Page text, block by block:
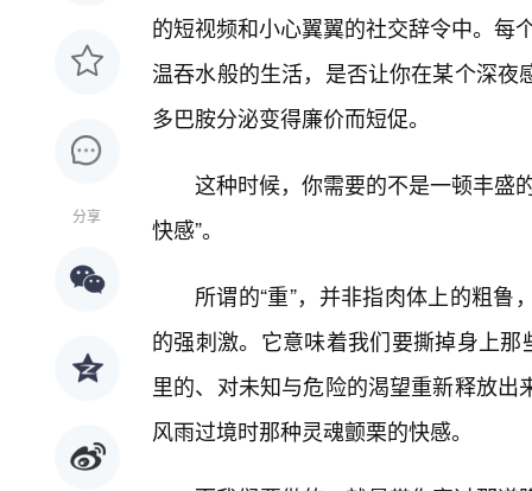
分享
的短视频和小心翼翼的社交辞令中。每
温吞水般的生活，是否让你在某个深
多巴胺分泌变得廉价而短促。
这种时候，你需要的不是一顿丰盛
快感”。
所谓的“重”，并非指肉体上的粗
的强刺激。它意味着我们要撕掉身上
里的、对未知与危险的渴望重新释放
风雨过境时那种灵魂颤栗的快感。